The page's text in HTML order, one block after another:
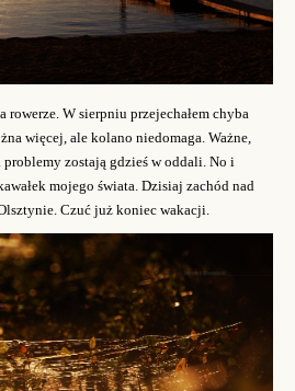
rowerze. W sierpniu przejechałem chyba
więcej, ale kolano niedomaga. Ważne,
zostają gdzieś w oddali. No i
mojego świata. Dzisiaj zachód nad
Czuć już koniec wakacji.